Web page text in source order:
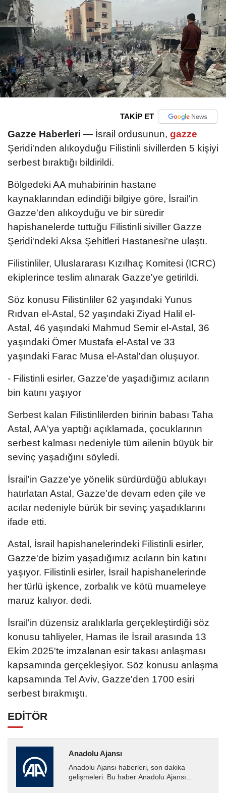
TAKİP ET
Gazze Haberleri — İsrail ordusunun, gazze
Şeridi'nden alıkoyduğu Filistinli sivillerden 5 kişiyi
serbest bıraktığı bildirildi.
Bölgedeki AA muhabirinin hastane
kaynaklarından edindiği bilgiye göre, İsrail'in
Gazze'den alıkoyduğu ve bir süredir
hapishanelerde tuttuğu Filistinli siviller Gazze
Şeridi'ndeki Aksa Şehitleri Hastanesi'ne ulaştı.
Filistinliler, Uluslararası Kızılhaç Komitesi (ICRC)
ekiplerince teslim alınarak Gazze'ye getirildi.
Söz konusu Filistinliler 62 yaşındaki Yunus
Rıdvan el-Astal, 52 yaşındaki Ziyad Halil el-
Astal, 46 yaşındaki Mahmud Semir el-Astal, 36
yaşındaki Ömer Mustafa el-Astal ve 33
yaşındaki Farac Musa el-Astal'dan oluşuyor.
- Filistinli esirler, Gazze'de yaşadığımız acıların
bin katını yaşıyor
Serbest kalan Filistinlilerden birinin babası Taha
Astal, AA'ya yaptığı açıklamada, çocuklarının
serbest kalması nedeniyle tüm ailenin büyük bir
sevinç yaşadığını söyledi.
İsrail'in Gazze'ye yönelik sürdürdüğü ablukayı
hatırlatan Astal, Gazze'de devam eden çile ve
acılar nedeniyle bürük bir sevinç yaşadıklarını
ifade etti.
Astal, İsrail hapishanelerindeki Filistinli esirler,
Gazze'de bizim yaşadığımız acıların bin katını
yaşıyor. Filistinli esirler, İsrail hapishanelerinde
her türlü işkence, zorbalık ve kötü muameleye
maruz kalıyor. dedi.
İsrail'in düzensiz aralıklarla gerçekleştirdiği söz
konusu tahliyeler, Hamas ile İsrail arasında 13
Ekim 2025'te imzalanan esir takası anlaşması
kapsamında gerçekleşiyor. Söz konusu anlaşma
kapsamında Tel Aviv, Gazze'den 1700 esiri
serbest bırakmıştı.
EDİTÖR
Anadolu Ajansı
Anadolu Ajansı haberleri, son dakika
gelişmeleri. Bu haber Anadolu Ajansı